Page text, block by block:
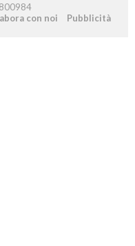
con noi
Pubblicità